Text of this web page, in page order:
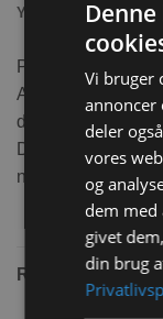
YDERLIGERE
Pawise blyanter til
Alletiders
din kanins tænder
Det er ikke bly
noget skadelig i
RELATEREDE
Vi bruger
annoncer
deler
vores
og
dem med
givet
din brug